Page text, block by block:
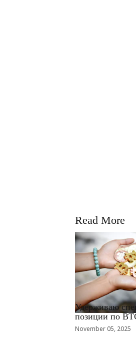
Read More
RRCNEWS_RU
Удерживаю
позиции по
November 05, 2025